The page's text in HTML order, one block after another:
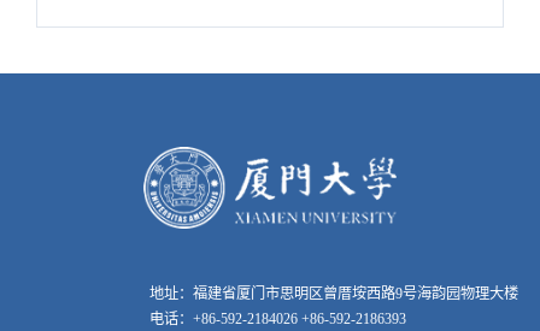
地址：福建省厦门市思明区曾厝垵西路9号海韵园物理大楼
电话：+86-592-2184026 +86-592-2186393